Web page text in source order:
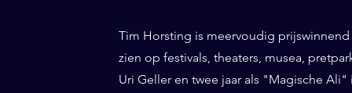
Tim Horsting is meervoudig
zien op festivals, theaters, musea,
Uri Geller en twee jaar als "Magische